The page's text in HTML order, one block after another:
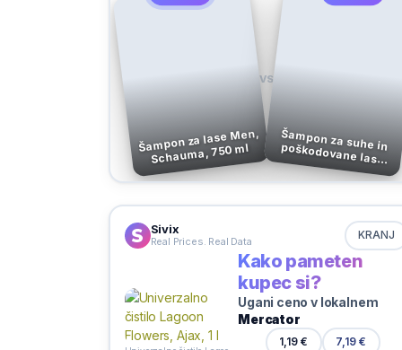
Šampon za lase Men,
Schauma, 750 ml
VS
Šampon za suhe in poškodovane lase Intense Plex, 440 ml
Sivix
Real Prices. Real Data KRANJ
Kako pameten
kupec si?
Ugani ceno v lokalnem
Mercator
1,19 € 7,19 €